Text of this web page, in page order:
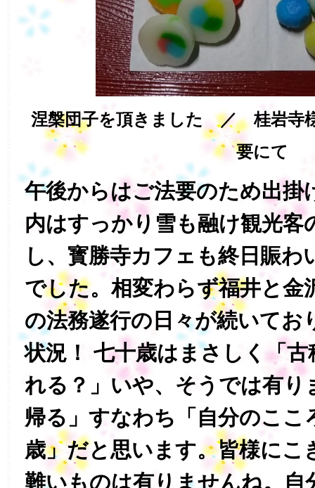
涅槃団子を頂きました ／ 桂岩寺
要にて
午後からはご法要のため出掛
内はすっかり雪も融け観光客
し、寳勝寺カフェも終日賑
でした。相変わらず福井と金
の法務遂行の日々が続いてお
状況！ 七十歳はまさしく「
れる？」いや、そうでは有り
帰る」すなわち「自分のここ
歳」だと思います。皆様にこ
難いものは有りませんね。自